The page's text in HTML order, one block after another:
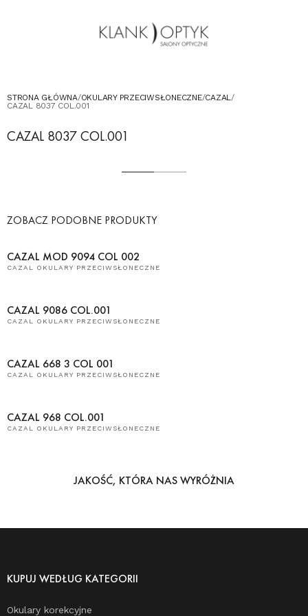
OKULARY DLA DZIECI
KONTAKT
UMÓW WIZYTĘ W SALONIE
STRONA GŁÓWNA/OKULARY PRZECIWSŁONECZNE/CAZAL/
CAZAL 8037 COL.001
CAZAL 8037 COL.001
ZOBACZ PODOBNE PRODUKTY
CAZAL MOD 9094 COL 002
CAZAL OKULARY PRZECIWSŁONECZNE
CAZAL 9086 COL.001
CAZAL OKULARY PRZECIWSŁONECZNE
CAZAL 668 3 COL 001
CAZAL OKULARY PRZECIWSŁONECZNE
CAZAL 968 COL.001
CAZAL OKULARY PRZECIWSŁONECZNE
JAKOŚĆ, KTÓRA NAS WYRÓŻNIA
KUPUJ WEDŁUG KATEGORII
Okulary korekcyjne